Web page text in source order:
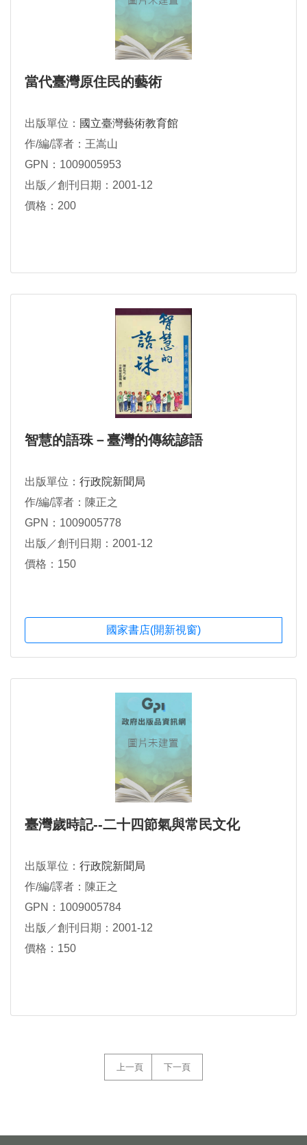
當代臺灣原住民的藝術
出版單位： 國立臺灣藝術教育館
作/編/譯者：王嵩山
GPN：1009005953
出版／創刊日期：2001-12
價格：200
智慧的語珠－臺灣的傳統諺語
出版單位： 行政院新聞局
作/編/譯者：陳正之
GPN：1009005778
出版／創刊日期：2001-12
價格：150
國家書店(開新視窗)
臺灣歲時記--二十四節氣與常民文化
出版單位： 行政院新聞局
作/編/譯者：陳正之
GPN：1009005784
出版／創刊日期：2001-12
價格：150
上一頁 下一頁